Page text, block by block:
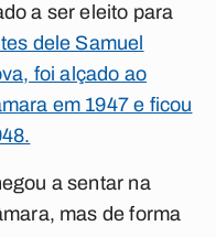
a ser eleito para
dele Samuel
foi alçado ao
em 1947 e ficou
a sentar na
mas de forma